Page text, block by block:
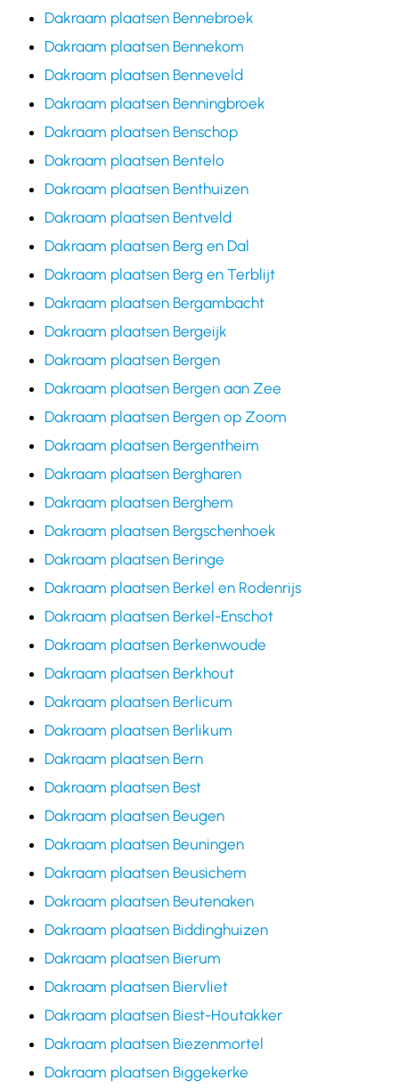
Dakraam plaatsen Bennebroek
Dakraam plaatsen Bennekom
Dakraam plaatsen Benneveld
Dakraam plaatsen Benningbroek
Dakraam plaatsen Benschop
Dakraam plaatsen Bentelo
Dakraam plaatsen Benthuizen
Dakraam plaatsen Bentveld
Dakraam plaatsen Berg en Dal
Dakraam plaatsen Berg en Terblijt
Dakraam plaatsen Bergambacht
Dakraam plaatsen Bergeijk
Dakraam plaatsen Bergen
Dakraam plaatsen Bergen aan Zee
Dakraam plaatsen Bergen op Zoom
Dakraam plaatsen Bergentheim
Dakraam plaatsen Bergharen
Dakraam plaatsen Berghem
Dakraam plaatsen Bergschenhoek
Dakraam plaatsen Beringe
Dakraam plaatsen Berkel en Rodenrijs
Dakraam plaatsen Berkel-Enschot
Dakraam plaatsen Berkenwoude
Dakraam plaatsen Berkhout
Dakraam plaatsen Berlicum
Dakraam plaatsen Berlikum
Dakraam plaatsen Bern
Dakraam plaatsen Best
Dakraam plaatsen Beugen
Dakraam plaatsen Beuningen
Dakraam plaatsen Beusichem
Dakraam plaatsen Beutenaken
Dakraam plaatsen Biddinghuizen
Dakraam plaatsen Bierum
Dakraam plaatsen Biervliet
Dakraam plaatsen Biest-Houtakker
Dakraam plaatsen Biezenmortel
Dakraam plaatsen Biggekerke